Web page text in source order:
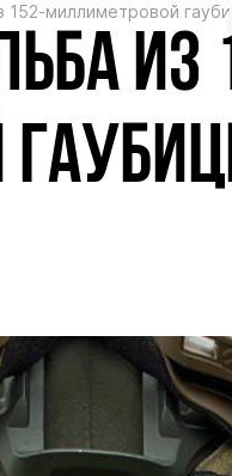
миллиметровой
ИЗ